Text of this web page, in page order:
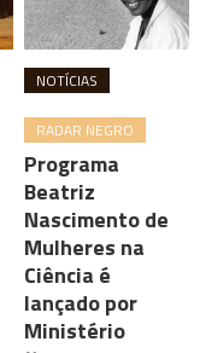
NOTÍCIAS
RADAR NEGRO
Programa
Beatriz
Nascimento de
Mulheres na
Ciência é
lançado por
Ministério